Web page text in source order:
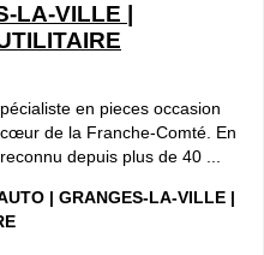
LA-VILLE |
en pieces occasion
de la Franche-Comté. En
depuis plus de 40 ...
| GRANGES-LA-VILLE |